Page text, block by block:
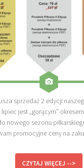
sprzedaż 2 edycji
jest „gorącym”
nowego sezonu
promocyjne ceny na
CZYTAJ WIĘCEJ -->